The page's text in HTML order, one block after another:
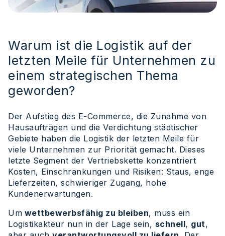
Warum ist die Logistik auf der
letzten Meile für Unternehmen zu
einem strategischen Thema
geworden?
Der Aufstieg des E-Commerce, die Zunahme von
Hausaufträgen und die Verdichtung städtischer
Gebiete haben die Logistik der letzten Meile für
viele Unternehmen zur Priorität gemacht. Dieses
letzte Segment der Vertriebskette konzentriert
Kosten, Einschränkungen und Risiken: Staus, enge
Lieferzeiten, schwieriger Zugang, hohe
Kundenerwartungen.
Um wettbewerbsfähig zu bleiben, muss ein
Logistikakteur nun in der Lage sein, schnell, gut,